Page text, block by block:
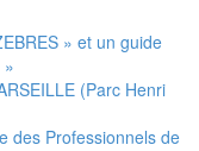
» et un guide
»
(Parc Henri
des Professionnels de